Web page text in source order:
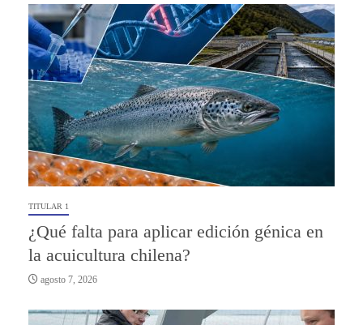
TITULAR 1
¿Qué falta para aplicar edición génica en
la acuicultura chilena?
agosto 7, 2026